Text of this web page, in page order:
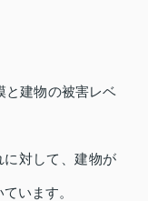
と建物の被害レベ
に対して、建物が
います。